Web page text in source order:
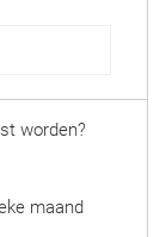
worden?
maand